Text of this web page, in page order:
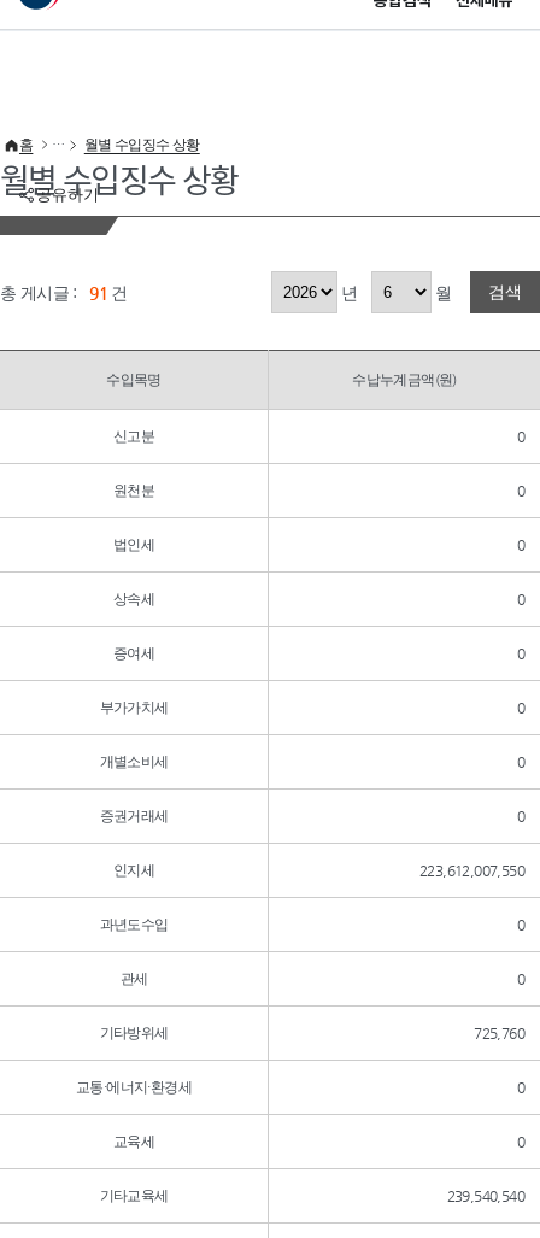
이 누리집은 대한민국 공식 전자정부 누리집입니다.
공유하기
홈 월별 수입징수 상황
월별 수입징수 상황
총 게시글 : 91 건 년 월 검색
수입목명 수납누계금액(원)
신고분 0
원천분 0
법인세 0
상속세 0
증여세 0
부가가치세 0
개별소비세 0
증권거래세 0
인지세 223,612,007,550
과년도수입 0
관세 0
기타방위세 725,760
교통·에너지·환경세 0
교육세 0
기타교육세 239,540,540